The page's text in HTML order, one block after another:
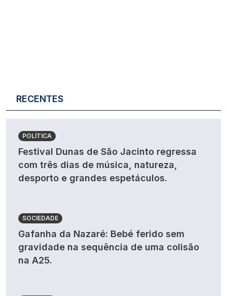
RECENTES
POLÍTICA
Festival Dunas de São Jacinto regressa
com três dias de música, natureza,
desporto e grandes espetáculos.
SOCIEDADE
Gafanha da Nazaré: Bebé ferido sem
gravidade na sequência de uma colisão
na A25.